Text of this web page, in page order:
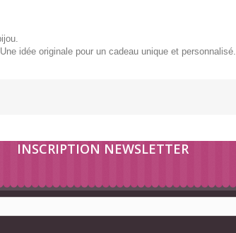
idée originale pour un cadeau unique et personnalisé.
INSCRIPTION NEWSLETTER